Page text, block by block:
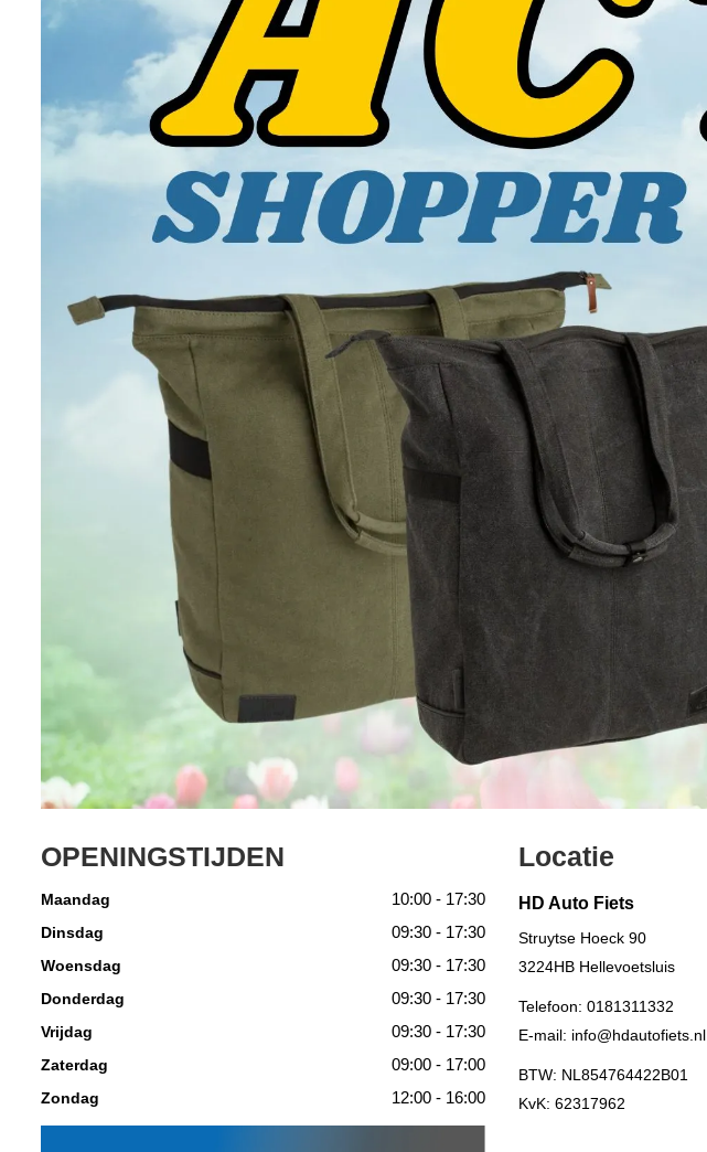
OPENINGSTIJDEN
Maandag 10:00 - 17:30
Dinsdag 09:30 - 17:30
Woensdag 09:30 - 17:30
Donderdag 09:30 - 17:30
Vrijdag 09:30 - 17:30
Zaterdag 09:00 - 17:00
Zondag 12:00 - 16:00
Locatie
HD Auto Fiets
Struytse Hoeck 90
3224HB Hellevoetsluis
Telefoon:0181311332
E-mail: info@hdautofiets.nl
BTW: NL854764422B01
KvK: 62317962